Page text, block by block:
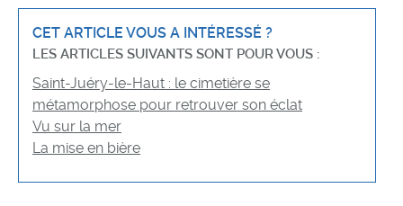
CET ARTICLE VOUS A INTÉRESSÉ ?
LES ARTICLES SUIVANTS SONT POUR VOUS :
Saint-Juéry-le-Haut : le cimetière se
métamorphose pour retrouver son éclat
Vu sur la mer
La mise en bière